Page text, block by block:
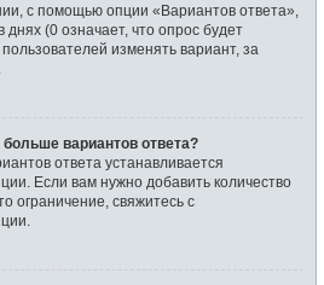
с помощью опции «Вариантов ответа»,
(0 означает, что опрос будет
изменять вариант, за
вариантов ответа?
ответа устанавливается
Если вам нужно добавить количество
ограничение, свяжитесь с